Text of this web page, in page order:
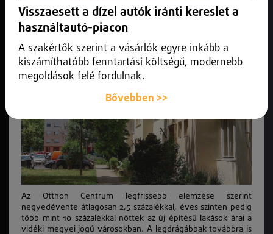
Debrecenben, Szegeden és Győrben.
Az Otthon Centrum legfrissebb elemzése szerint
negyedévente átlagosan 2,5 százalékkal, éves szinten pedig
több mint 10 százalékkal nőttek az új építésű lakások árai a
vidéki megyei jogú városokban. A legdrágábbak továbbra is
Visszaesett a dízel autók iránti kereslet a
használtautó-piacon
A szakértők szerint a vásárlók egyre inkább a
kiszámíthatóbb fenntartási költségű, modernebb
megoldások felé fordulnak.
Bővebben >>